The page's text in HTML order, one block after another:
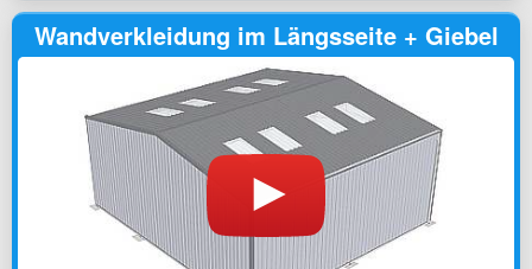
Wandverkleidung im Längsseite + Giebel